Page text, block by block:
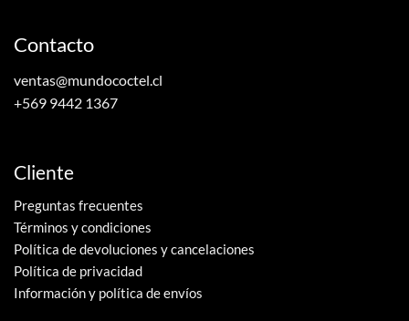
Contacto
ventas@mundococtel.cl
+569 9442 1367
Cliente
Preguntas frecuentes
Términos y condiciones
Política de devoluciones y cancelaciones
Política de privacidad
Información y política de envíos